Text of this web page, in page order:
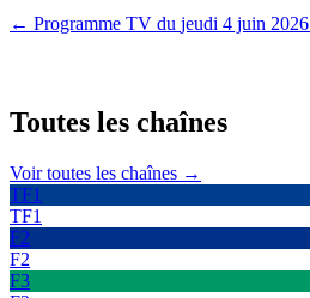
← Programme TV du jeudi 4 juin 2026
Toutes les chaînes
Voir toutes les chaînes →
TF1
TF1
F2
F2
F3